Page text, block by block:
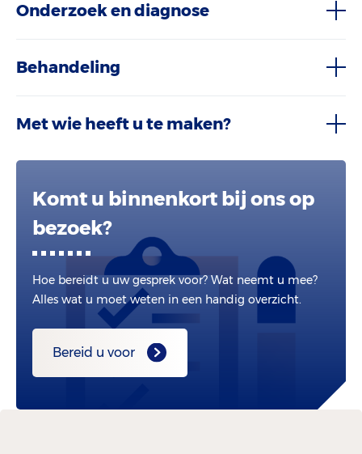
Onderzoek en diagnose
Behandeling
Met wie heeft u te maken?
Komt u binnenkort bij ons op
bezoek?
Hoe bereidt u uw gesprek voor? Wat neemt u mee?
Alles wat u moet weten in een handig overzicht.
Bereid u voor